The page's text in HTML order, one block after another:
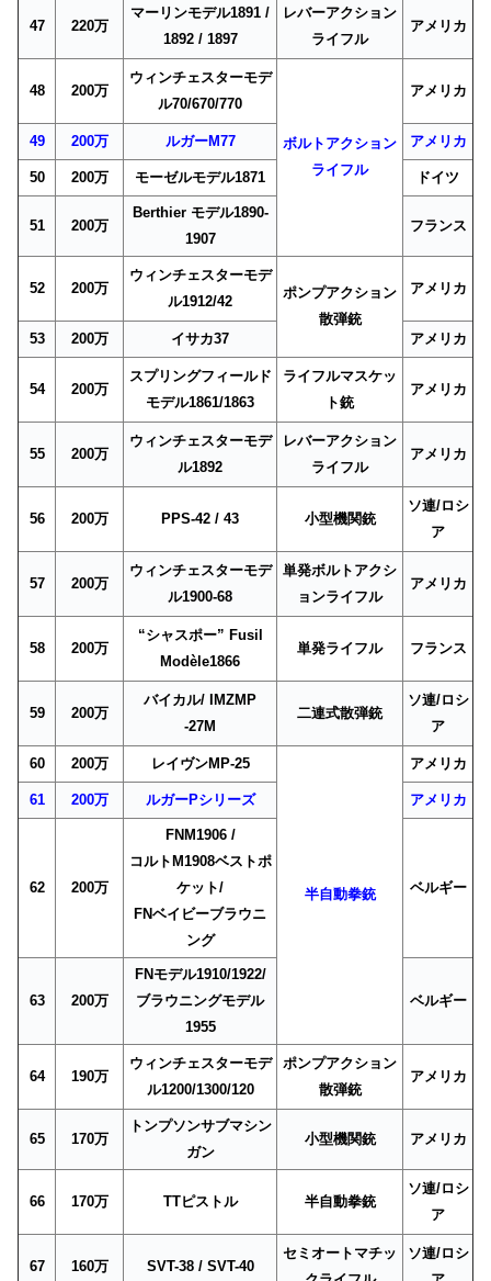
47 220万
マーリンモデル1891 /
1892 / 1897
レバーアクション
ライフル
アメリカ
48 200万
ウィンチェスターモデ
ル70/670/770
ボルトアクション
ライフル
アメリカ
49 200万 ルガーM77 アメリカ
50 200万 モーゼルモデル1871 ドイツ
51 200万
Berthier モデル1890-
1907
フランス
52 200万
ウィンチェスターモデ
ル1912/42
ポンプアクション
散弾銃
アメリカ
53 200万 イサカ37 アメリカ
54 200万
スプリングフィールド
モデル1861/1863
ライフルマスケッ
ト銃
アメリカ
55 200万
ウィンチェスターモデ
ル1892
レバーアクション
ライフル
アメリカ
56 200万 PPS-42 / 43 小型機関銃
ソ連/ロシ
ア
57 200万
ウィンチェスターモデ
ル1900-68
単発ボルトアクシ
ョンライフル
アメリカ
58 200万
“シャスポー” Fusil
Modèle1866
単発ライフル フランス
59 200万
バイカル/ IMZMP
-27M
二連式散弾銃
ソ連/ロシ
ア
60 200万 レイヴンMP-25
半自動拳銃
アメリカ
61 200万 ルガーPシリーズ アメリカ
62 200万
FNM1906 /
コルトM1908ベストポ
ケット/
FNベイビーブラウニ
ング
ベルギー
63 200万
FNモデル1910/1922/
ブラウニングモデル
1955
ベルギー
64 190万
ウィンチェスターモデ
ル1200/1300/120
ポンプアクション
散弾銃
アメリカ
65 170万
トンプソンサブマシン
ガン
小型機関銃 アメリカ
66 170万 TTピストル 半自動拳銃
ソ連/ロシ
ア
67 160万 SVT-38 / SVT-40
セミオートマチッ
ソ連/ロシ